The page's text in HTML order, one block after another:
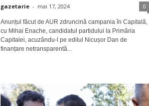
gazetarie - mai 17, 2024 0
Anunțul făcut de AUR zdruncină campania în Capitală,
cu Mihai Enache, candidatul partidului la Primăria
Capitalei, acuzându-l pe edilul Nicușor Dan de
finanțare netransparentă...